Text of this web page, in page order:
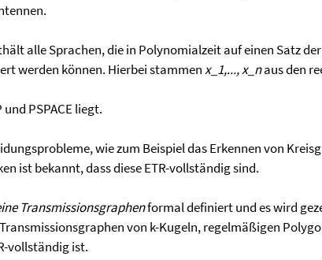
alle Sprachen, die in Polynomialzeit auf einen Satz
werden können. Hierbei stammenx_1,..., x_naus den
PSPACE liegt.
wie zum Beispiel das Erkennen von
ist bekannt, dass diese ETR-vollständig sind.
Transmissionsgraphenformal definiert und es wird
von k-Kugeln, regelmäßigen
vollständig ist.